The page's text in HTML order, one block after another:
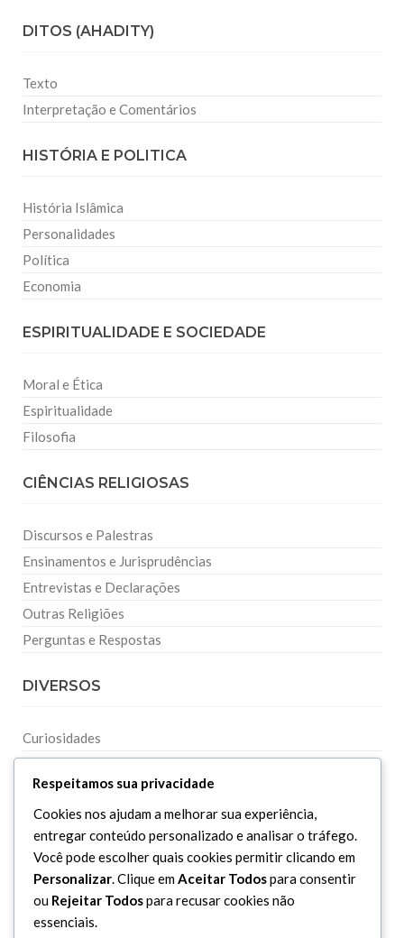
DITOS (AHADITY)
Texto
Interpretação e Comentários
HISTÓRIA E POLITICA
História Islâmica
Personalidades
Política
Economia
ESPIRITUALIDADE E SOCIEDADE
Moral e Ética
Espiritualidade
Filosofia
CIÊNCIAS RELIGIOSAS
Discursos e Palestras
Ensinamentos e Jurisprudências
Entrevistas e Declarações
Outras Religiões
Perguntas e Respostas
DIVERSOS
Curiosidades
Downloads
Respeitamos sua privacidade
Cookies nos ajudam a melhorar sua experiência,
entregar conteúdo personalizado e analisar o tráfego.
Você pode escolher quais cookies permitir clicando em
Personalizar. Clique emAceitar Todospara consentir
ou Rejeitar Todospara recusar cookies não
essenciais.